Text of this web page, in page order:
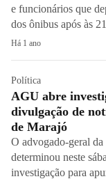
e funcionários que
dos ônibus após às
Há 1 ano
Política
AGU abre
divulgação de
de Marajó
O advogado-geral
determinou neste
investigação para